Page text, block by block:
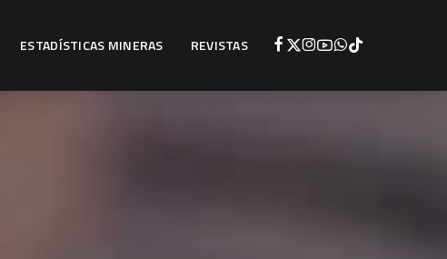
ESTADÍSTICAS MINERAS REVISTAS